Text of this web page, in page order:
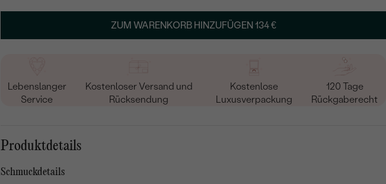
ZUM WARENKORB HINZUFÜGEN134 €
Lebenslanger
Service
Kostenloser Versand und
Rücksendung
Kostenlose
Luxusverpackung
120 Tage
Rückgaberecht
Produktdetails
Schmuckdetails